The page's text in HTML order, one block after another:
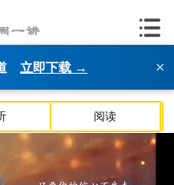
立即下载 → ×
阅读